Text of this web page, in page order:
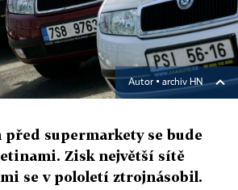
Autor ▪ archiv HN
supermarkety se bude
Zisk největší sítě
se v pololetí ztrojnásobil.